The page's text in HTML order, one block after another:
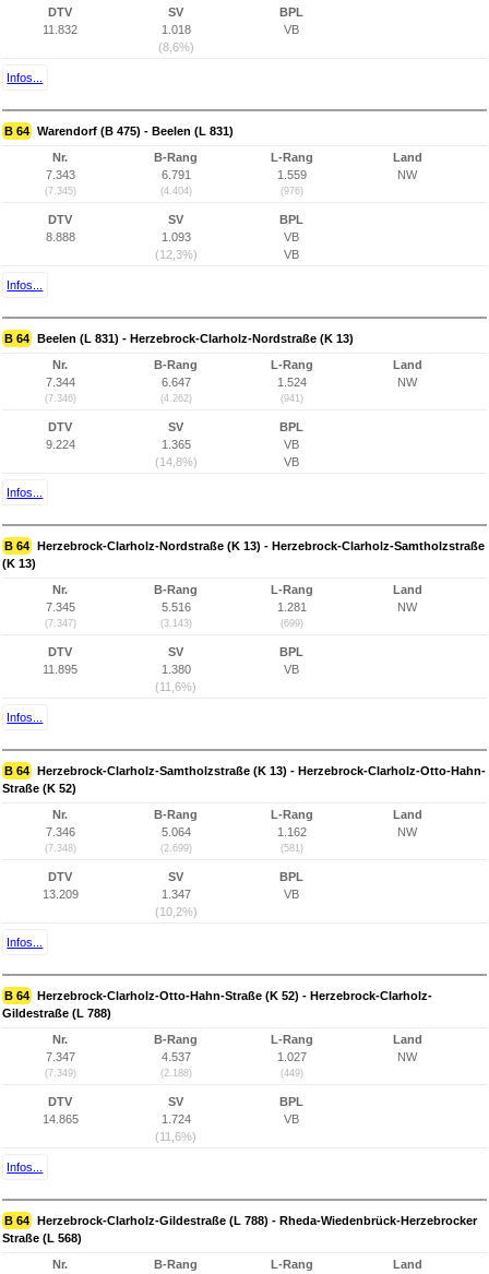
DTV
11.832
SV
1.018
(8,6%)
BPL
VB
Infos...
B 64 Warendorf (B 475) - Beelen (L 831)
Nr.
7.343
(7.345)
B-Rang
6.791
(4.404)
L-Rang
1.559
(976)
Land
NW
DTV
8.888
SV
1.093
(12,3%)
BPL
VB
VB
Infos...
B 64 Beelen (L 831) - Herzebrock-Clarholz-Nordstraße (K 13)
Nr.
7.344
(7.346)
B-Rang
6.647
(4.262)
L-Rang
1.524
(941)
Land
NW
DTV
9.224
SV
1.365
(14,8%)
BPL
VB
VB
Infos...
B 64 Herzebrock-Clarholz-Nordstraße (K 13) - Herzebrock-Clarholz-Samtholzstraße
(K 13)
Nr.
7.345
(7.347)
B-Rang
5.516
(3.143)
L-Rang
1.281
(699)
Land
NW
DTV
11.895
SV
1.380
(11,6%)
BPL
VB
Infos...
B 64 Herzebrock-Clarholz-Samtholzstraße (K 13) - Herzebrock-Clarholz-Otto-Hahn-
Straße (K 52)
Nr.
7.346
(7.348)
B-Rang
5.064
(2.699)
L-Rang
1.162
(581)
Land
NW
DTV
13.209
SV
1.347
(10,2%)
BPL
VB
Infos...
B 64 Herzebrock-Clarholz-Otto-Hahn-Straße (K 52) - Herzebrock-Clarholz-
Gildestraße (L 788)
Nr.
7.347
(7.349)
B-Rang
4.537
(2.188)
L-Rang
1.027
(449)
Land
NW
DTV
14.865
SV
1.724
(11,6%)
BPL
VB
Infos...
B 64 Herzebrock-Clarholz-Gildestraße (L 788) - Rheda-Wiedenbrück-Herzebrocker
Straße (L 568)
Nr.
B-Rang
L-Rang
Land